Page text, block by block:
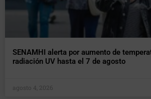
SENAMHI alerta por aumento de
radiación UV hasta el 7 de agosto
agosto 4, 2026